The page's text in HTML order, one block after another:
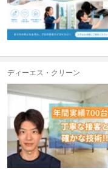
ディーエス・クリーン